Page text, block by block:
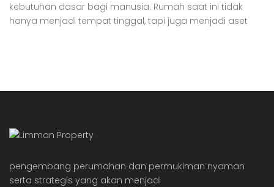
kebutuhan dasar bagi manusia. Rumah saat ini tidak
hanya menjadi tempat tinggal, tapi juga menjadi aset
maupun rumah tapak. Milenial dianggap […]
pengembang perumahan dan permukiman nyaman
serta strategis yang akan menjadi